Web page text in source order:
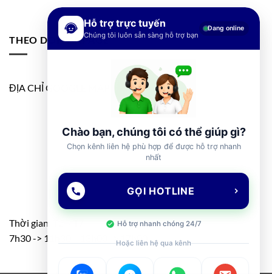
THEO DÕI FANPAGE
ĐỊA CHỈ GOOGLE MAP
Thời gian: T2 – T7
7h30 -> 11h30 – 13h00 -> 17h00
Hỗ trợ trực tuyến
Chúng tôi luôn sẵn sàng hỗ trợ bạn
Đang online
Chào bạn, chúng tôi có thể giúp gì?
Chọn kênh liên hệ phù hợp để được hỗ trợ nhanh
nhất
GỌI HOTLINE
Hỗ trợ nhanh chóng 24/7
Hoặc liên hệ qua kênh